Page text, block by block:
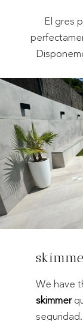
El gres
We have
skimmer